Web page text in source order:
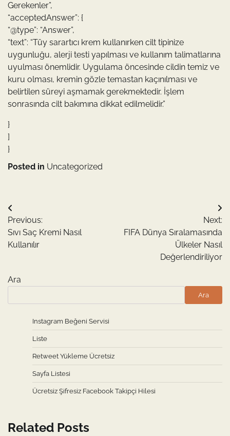
Gerekenler”,
“acceptedAnswer”: {
“@type”: “Answer”,
“text”: “Tüy sarartıcı krem kullanırken cilt tipinize
uygunluğu, alerji testi yapılması ve kullanım talimatlarına
uyulması önemlidir. Uygulama öncesinde cildin temiz ve
kuru olması, kremin gözle temastan kaçınılması ve
belirtilen süreyi aşmamak gerekmektedir. İşlem
sonrasında cilt bakımına dikkat edilmelidir.”
}
]
}
Posted in Uncategorized
Yazı
gezinmesi
Previous:
Sıvı Saç Kremi Nasıl
Kullanılır
Next:
FIFA Dünya Sıralamasında
Ülkeler Nasıl
Değerlendiriliyor
Ara
Ara
Instagram Beğeni Servisi
Liste
Retweet Yükleme Ücretsiz
Sayfa Listesi
Ücretsiz Şifresiz Facebook Takipçi Hilesi
Related Posts